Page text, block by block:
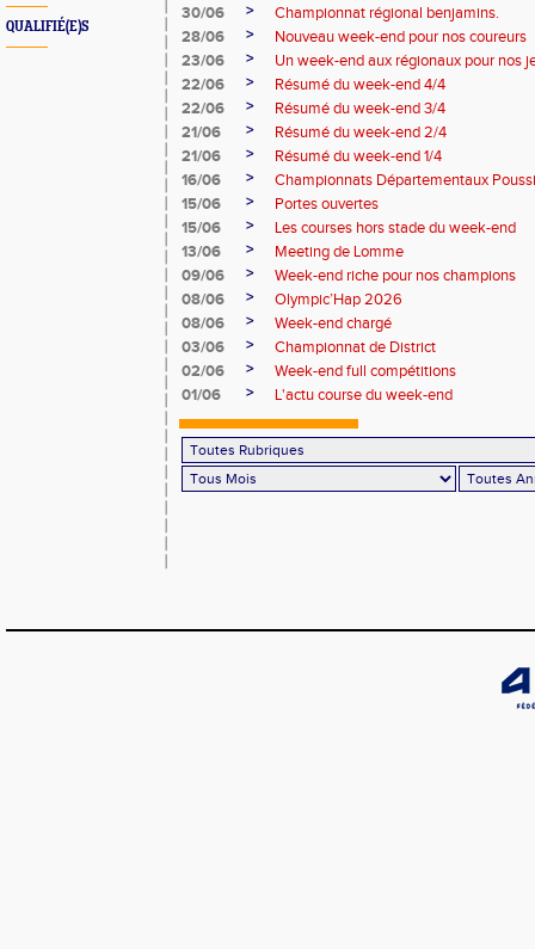
QUALIFIÉ(E)S
30/06
>
Championnat régional benjamins.
28/06
>
Nouveau week-end pour nos coureurs
23/06
>
Un week-end aux régionaux pour nos
22/06
>
Résumé du week-end 4/4
22/06
>
Résumé du week-end 3/4
21/06
>
Résumé du week-end 2/4
21/06
>
Résumé du week-end 1/4
16/06
>
Championnats Départementaux
15/06
>
Portes ouvertes
15/06
>
Les courses hors stade du week-end
13/06
>
Meeting de Lomme
09/06
>
Week-end riche pour nos champions
08/06
>
Olympic’Hap 2026
08/06
>
Week-end chargé
03/06
>
Championnat de District
02/06
>
Week-end full compétitions
01/06
> L'actu course du week-end